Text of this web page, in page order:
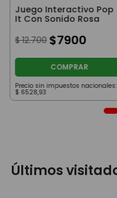
Juego Interactivo Pop
It Con Sonido Rosa
$ 12.700 $7900
COMPRAR
Precio sin impuestos nacionales:
$ 6528,93
Últimos